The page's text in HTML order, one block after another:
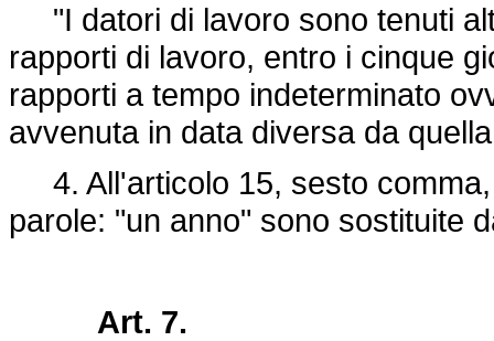
"I datori di lavoro sono tenuti
rapporti di lavoro, entro i cinque
rapporti a tempo indeterminato
avvenuta in data diversa da
4. All'articolo 15, sesto
parole: "un anno" sono sostituite
Art. 7.